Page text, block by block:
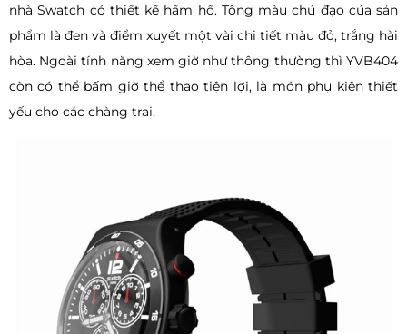
nhà Swatch có thiết kế hầm hố. Tông màu chủ đạo của sản
phẩm là đen và điểm xuyết một vài chi tiết màu đỏ, trắng hài
hòa. Ngoài tính năng xem giờ như thông thường thì YVB404
còn có thể bấm giờ thể thao tiện lợi, là món phụ kiện thiết
yếu cho các chàng trai.